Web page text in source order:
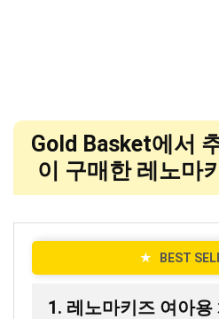
Gold Basket에서
이 구매한 레노마
★ BEST
1. 레노마키즈 여아용